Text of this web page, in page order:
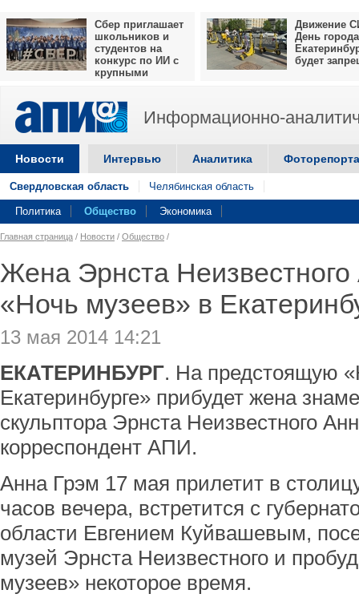
Сбер приглашает
школьников и
студентов на
конкурс по ИИ с
крупными
Движение
День города
будет
Информационно-
Новости Интервью Аналитика
Свердловская область Челябинская область
Политика Общество Экономика
Главная страница / Новости / Общество /
Жена Эрнста Неизвестного
«Ночь музеев» в
13 мая 2014 14:21
ЕКАТЕРИНБУРГ. На предстоящую
Екатеринбурге» прибудет жена
скульптора Эрнста Неизвестного
корреспондент АПИ.
Анна Грэм 17 мая прилетит в
часов вечера, встретится с
области Евгением Куйвашевым,
музей Эрнста Неизвестного и
музеев» некоторое время.